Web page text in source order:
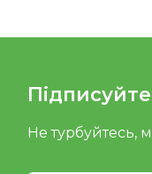
Не турбуйтесь,